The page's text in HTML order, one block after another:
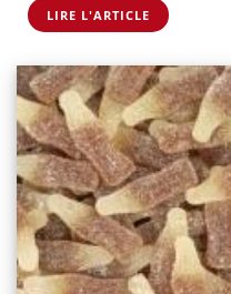
LIRE L'ARTICLE